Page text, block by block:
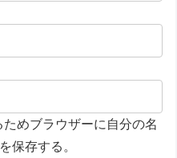
めブラウザーに自分の名
保存する。